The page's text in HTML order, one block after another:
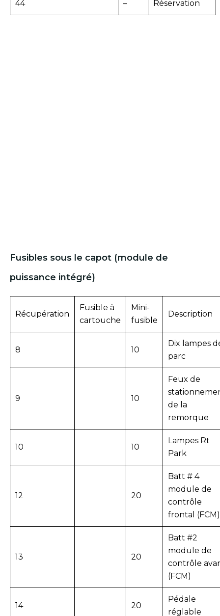
44 – Réservation
Fusibles sous le capot (module de
puissance intégré)
Récupération
Fusible à
cartouche
Mini-
fusible
Description
8 10
Dix lampes
parc
9 10
Feux de
de la
remorque
10 10
Lampes Rt
Park
12 20
Batt # 4
module de
contrôle
frontal (FCM)
13 20
Batt #2
module de
contrôle
(FCM)
14 20
Pédale
réglable